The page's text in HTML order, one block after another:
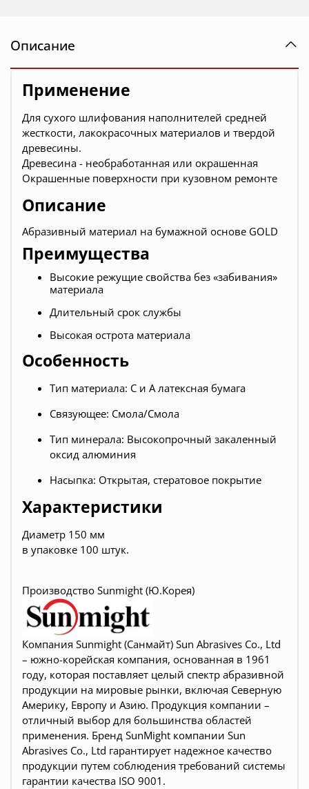
Описание
Применение
Для сухого шлифования наполнителей средней
жесткости, лакокрасочных материалов и твердой
древесины.
Древесина - необработанная или окрашенная
Окрашенные поверхности при кузовном ремонте
Описание
Абразивный материал на бумажной основе GOLD
Преимущества
Высокие режущие свойства без «забивания»
материала
Длительный срок службы
Высокая острота материала
Особенность
Тип материала: C и А латексная бумага
Связующее: Смола/Смола
Тип минерала: Высокопрочный закаленный
оксид алюминия
Насыпка: Открытая, стератовое покрытие
Характеристики
Диаметр 150 мм
в упаковке 100 штук.
Производство Sunmight (Ю.Корея)
Компания Sunmight (Санмайт) Sun Abrasives Co., Ltd
– южно-корейская компания, основанная в 1961
году, которая поставляет целый спектр абразивной
продукции на мировые рынки, включая Северную
Америку, Европу и Азию. Продукция компании –
отличный выбор для большинства областей
применения. Бренд SunMight компании Sun
Abrasives Co., Ltd гарантирует надежное качество
продукции путем соблюдения требований системы
гарантии качества ISO 9001.